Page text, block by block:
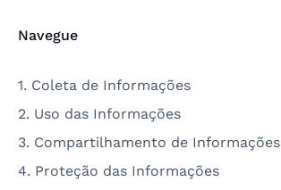
Navegue
1. Coleta de Informações
2. Uso das Informações
3. Compartilhamento de Informações
4. Proteção das Informações